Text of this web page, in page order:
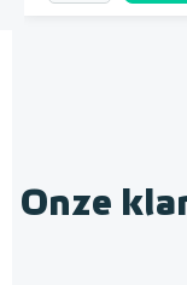
Onze